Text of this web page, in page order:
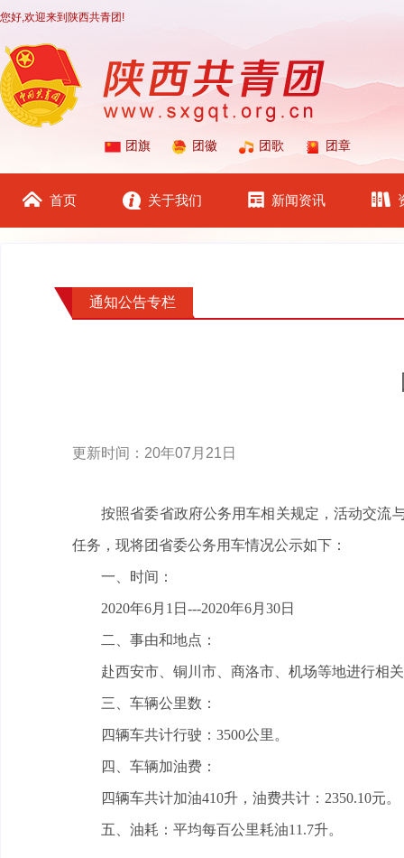
您好,欢迎来到陕西共青团!
团旗 团徽 团歌 团章
首页 关于我们 新闻资讯
通知公告专栏
更新时间：20年07月21日
按照省委省政府公务用车相关规定，活动交流
任务，现将团省委公务用车情况公示如下：
一、时间：
2020年6月1日---2020年6月30日
二、事由和地点：
赴西安市、铜川市、商洛市、机场等地进行相
三、车辆公里数：
四辆车共计行驶：3500公里。
四、车辆加油费：
四辆车共计加油410升，油费共计：2350.10元。
五、油耗：平均每百公里耗油11.7升。